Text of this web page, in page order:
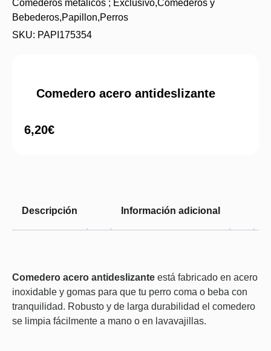
Comederos metálicos ; Exclusivo,Comederos y
Bebederos,Papillon,Perros
SKU: PAPI175354
Comedero acero antideslizante
6,20€
Descripción Información adicional
Comedero acero antideslizante está fabricado en acero
inoxidable y gomas para que tu perro coma o beba con
tranquilidad. Robusto y de larga durabilidad el comedero
se limpia fácilmente a mano o en lavavajillas.